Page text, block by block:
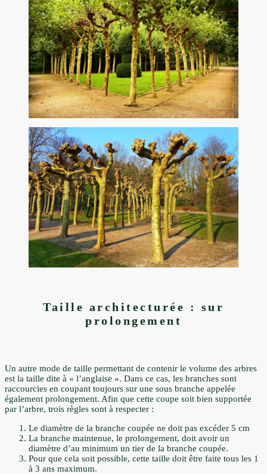
Taille architecturée : sur
prolongement
Un autre mode de taille permettant de contenir le volume des arbres
est la taille dite à « l’anglaise ». Dans ce cas, les branches sont
raccourcies en coupant toujours sur une sous branche appelée
également prolongement. Afin que cette coupe soit bien supportée
par l’arbre, trois règles sont à respecter :
Le diamètre de la branche coupée ne doit pas excéder 5 cm
La branche maintenue, le prolongement, doit avoir un
diamètre d’au minimum un tier de la branche coupée.
Pour que cela soit possible, cette taille doit être faite tous les 1
à 3 ans maximum.